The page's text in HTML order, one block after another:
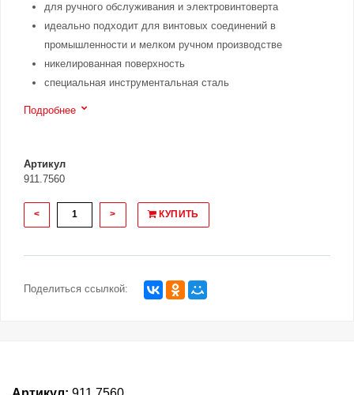
для ручного обслуживания и электровинтоверта
идеально подходит для винтовых соединений в
промышленности и мелком ручном производстве
никелированная поверхность
специальная инструментальная сталь
Подробнее
Артикул
911.7560
< > КУПИТЬ
Поделиться ссылкой: